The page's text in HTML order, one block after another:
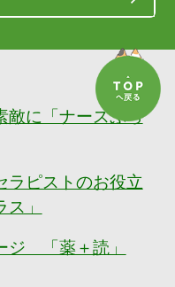
敵に「ナースぷら
ラピストのお役立
」
ジ 「薬＋読」